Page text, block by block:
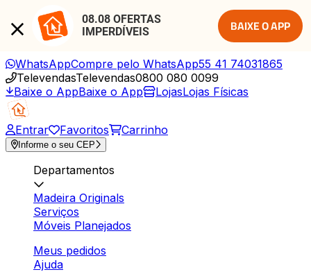
08.08 OFERTAS
IMPERDÍVEIS
BAIXE O APP
WhatsAppCompre pelo WhatsApp55 41 74031865
TelevendasTelevendas0800 080 0099
Baixe o AppBaixe o App LojasLojas Físicas
Entrar Favoritos Carrinho
Informe o seu CEP
Departamentos
Madeira Originals
Serviços
Móveis Planejados
Meus pedidos
Ajuda